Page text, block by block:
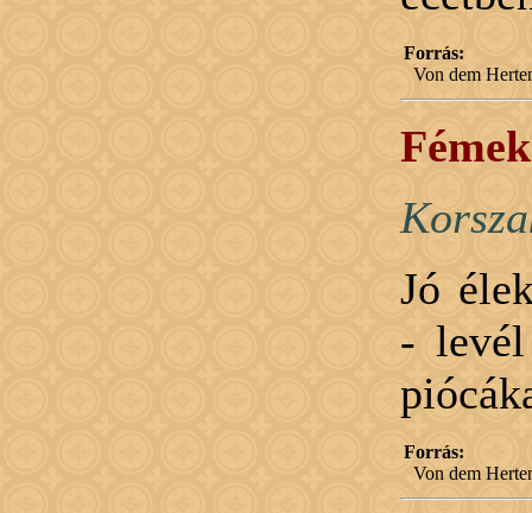
Forrás:
Von dem
Jó
-
Forrás:
Von dem